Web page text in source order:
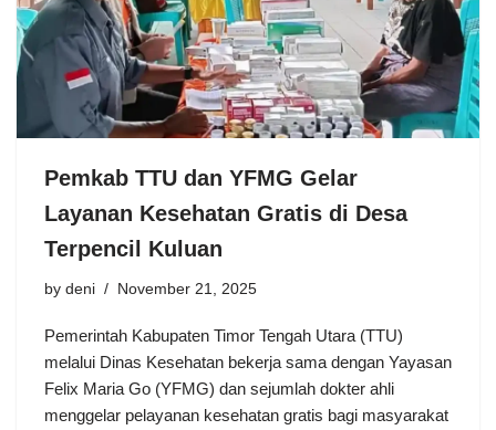
Pemkab TTU dan YFMG Gelar
Layanan Kesehatan Gratis di Desa
Terpencil Kuluan
by deni November 21, 2025
Pemerintah Kabupaten Timor Tengah Utara (TTU)
melalui Dinas Kesehatan bekerja sama dengan Yayasan
Felix Maria Go (YFMG) dan sejumlah dokter ahli
menggelar pelayanan kesehatan gratis bagi masyarakat